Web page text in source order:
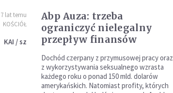
7 lat temu
KOŚCIÓŁ
KAI / sz
Abp Auza: trzeba
ograniczyć nielegalny
przepływ finansów
Dochód czerpany z przymusowej pracy oraz
z wykorzystywania seksualnego wzrasta
każdego roku o ponad 150 mld. dolarów
amerykańskich. Natomiast profity, których